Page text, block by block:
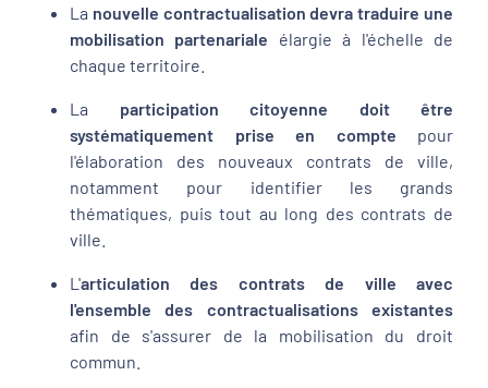
La nouvelle contractualisation devra traduire une
mobilisation partenariale élargie à l'échelle de
chaque territoire.
La participation citoyenne doit être
systématiquement prise en compte pour
l'élaboration des nouveaux contrats de ville,
notamment pour identifier les grands
thématiques, puis tout au long des contrats de
ville.
L'articulation des contrats de ville avec
l'ensemble des contractualisations existantes
afin de s'assurer de la mobilisation du droit
commun.